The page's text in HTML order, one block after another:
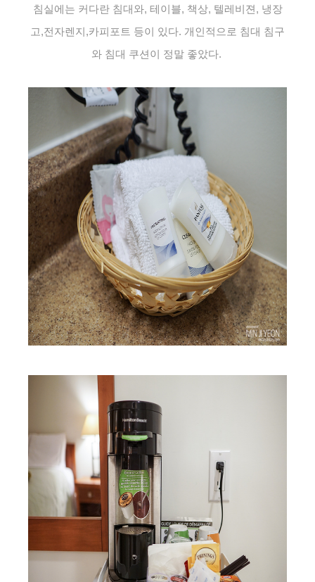
침실에는 커다란 침대와, 테이블, 책상, 텔레비젼, 냉장
고,전자렌지,카피포트 등이 있다. 개인적으로 침대 침구
와 침대 쿠션이 정말 좋았다.